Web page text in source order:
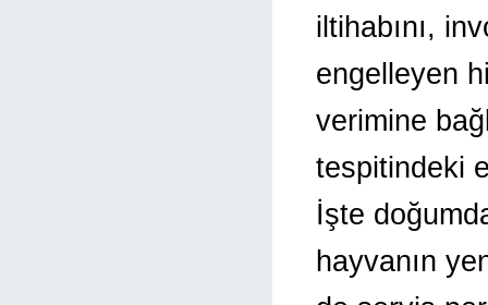
iltihabını,
engelleyen
verimine
tespitindeki
İşte
hayvanın